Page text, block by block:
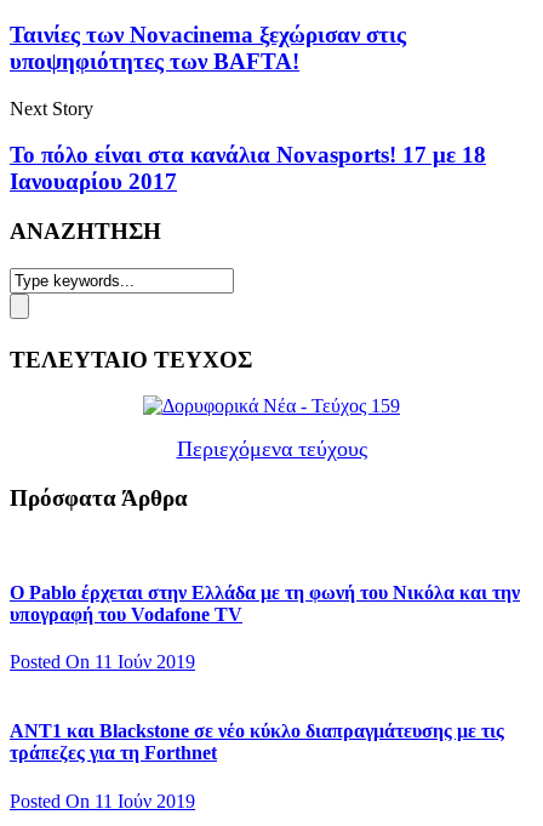
Ταινίες των Novacinema ξεχώρισαν στις
υποψηφιότητες των BAFTA!
Next Story
Το πόλο είναι στα κανάλια Novasports! 17 με 18
Ιανουαρίου 2017
ΑΝΑΖΗΤΗΣΗ
ΤΕΛΕΥΤΑΙΟ ΤΕΥΧΟΣ
Περιεχόμενα τεύχους
Πρόσφατα Άρθρα
Ο Pablo έρχεται στην Ελλάδα με τη φωνή του Νικόλα και την
υπογραφή του Vodafone TV
Posted On 11 Ιούν 2019
ΑΝΤ1 και Blackstone σε νέο κύκλο διαπραγμάτευσης με τις
τράπεζες για τη Forthnet
Posted On 11 Ιούν 2019